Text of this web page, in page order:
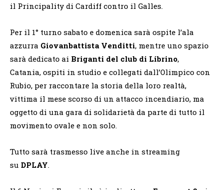
il Principality di Cardiff contro il Galles.
Per il 1° turno sabato e domenica sarà ospite l’ala
azzurra Giovanbattista Venditti, mentre uno spazio
sarà dedicato ai Briganti del club di Librino,
Catania, ospiti in studio e collegati dall’Olimpico con
Rubio, per raccontare la storia della loro realtà,
vittima il mese scorso di un attacco incendiario, ma
oggetto di una gara di solidarietà da parte di tutto il
movimento ovale e non solo.
Tutto sarà trasmesso live anche in streaming
su DPLAY.